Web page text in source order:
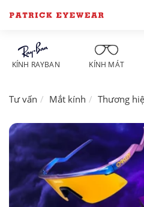
KÍNH RAYBAN KÍNH MÁT
Tư vấn Mắt kính Thương